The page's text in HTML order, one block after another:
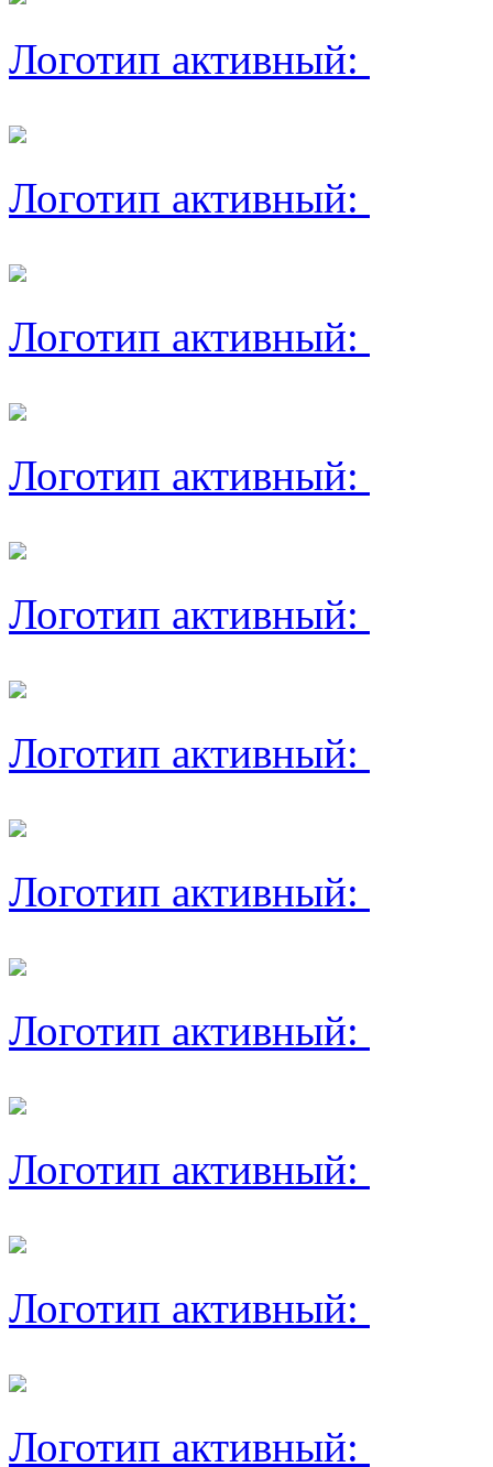
Логотип активный:
Логотип активный:
Логотип активный:
Логотип активный:
Логотип активный:
Логотип активный:
Логотип активный:
Логотип активный:
Логотип активный:
Логотип активный:
Логотип активный: